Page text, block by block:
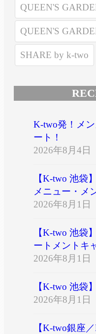
QUEEN'S
QUEEN'S
SHARE by k-two
K-two発！メ
ート！
2026年8月4日
【K-two 池袋
メニュー・メ
2026年8月1日
【K-two 池袋
ートメントキ
2026年8月1日
【K-two 池袋
2026年8月1日
【K-two銀座